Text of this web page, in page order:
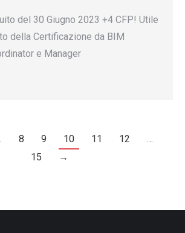
del 30 Giugno 2023 +4 CFP! Utile
della Certificazione da BIM
e Manager
8 9 10 11 12
…
15
→